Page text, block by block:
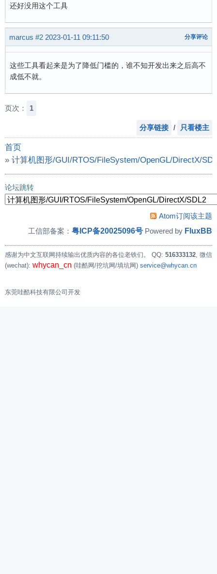
还好没用这个工具
marcus #2 2023-01-11 09:11:50 分享评论
这些工具看起来是为了降低门槛的，谁不知开发出来之后高不
成低不就。
页次： 1
分享链接 / 只看楼主
首页
» 计算机图形/GUI/RTOS/FileSystem/OpenGL/DirectX/
»nxp lvgl ide填坑
论坛跳转
Atom订阅该主题
工信部备案： 粤ICP备20025096号 Powered by FluxBB
感谢为中文互联网持续输出优质内容的各位老铁们。 QQ: 516333132, 微信
(wechat): whycan_cn (哇酷网/挖坑网/填坑网) service@whycan.cn
东莞哇酷科技有限公司开发